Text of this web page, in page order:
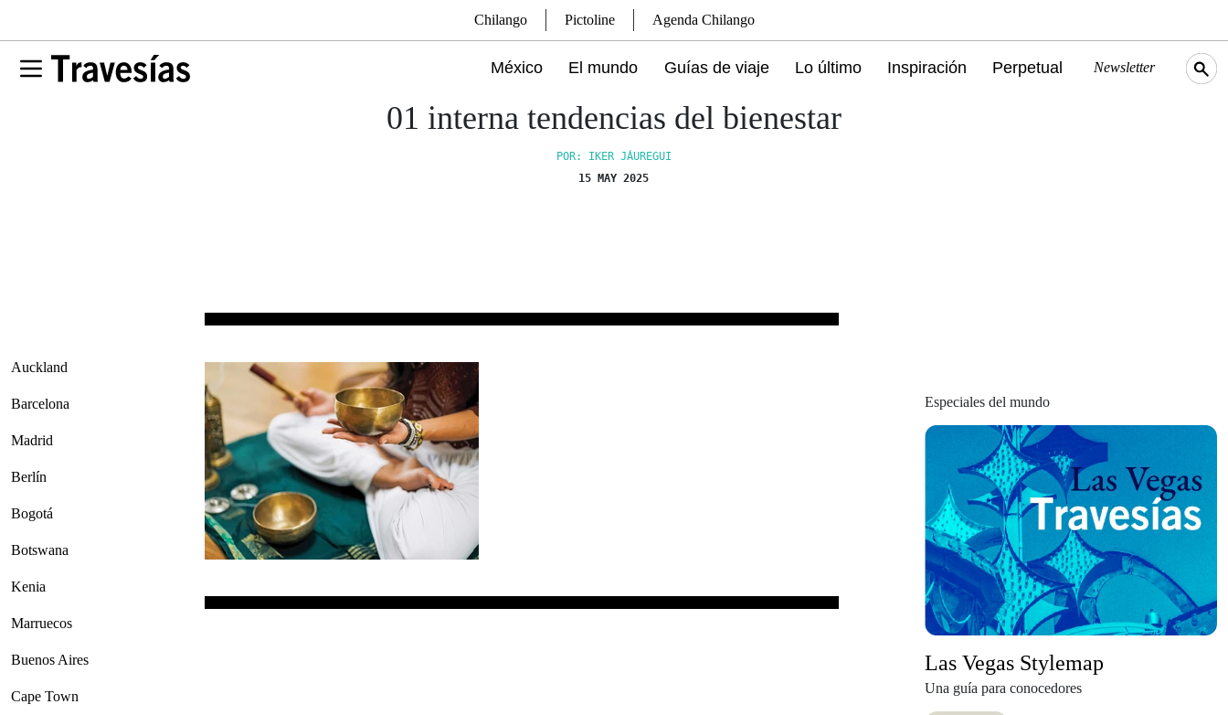
Chilango Pictoline Agenda Chilango
México El mundo Guías de viaje Lo último Inspiración Perpetual Newsletter
01 interna tendencias del bienestar
POR: IKER JÁUREGUI
15 MAY 2025
Auckland
Barcelona
Madrid
Berlín
Bogotá
Botswana
Kenia
Marruecos
Buenos Aires
Cape Town
Especiales del mundo
Las Vegas Stylemap
Una guía para conocedores